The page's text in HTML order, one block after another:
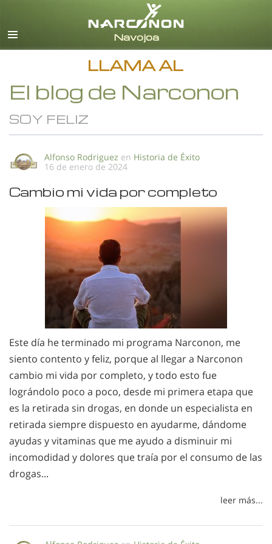
Español
Todas las Regiones/Idiomas
LLAMA AL
El blog de Narconon
SOY FELIZ
Alfonso Rodriguez en Historia de Éxito
16 de enero de 2024
Cambio mi vida por completo
Este día he terminado mi programa Narconon, me
siento contento y feliz, porque al llegar a Narconon
cambio mi vida por completo, y todo esto fue
lográndolo poco a poco, desde mi primera etapa que
es la retirada sin drogas, en donde un especialista en
retirada siempre dispuesto en ayudarme, dándome
ayudas y vitaminas que me ayudo a disminuir mi
incomodidad y dolores que traía por el consumo de las
drogas...
leer más...